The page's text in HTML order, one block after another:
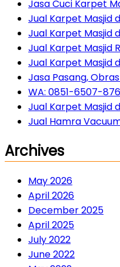
Jasa Cuci Karpet
Jual Karpet Masjid
Jual Karpet Masjid
Jual Karpet Masjid
Jual Karpet Masjid
Jasa Pasang,
WA: 0851-6507-
Jual Karpet Masjid
Jual Hamra
Archives
May 2026
April 2026
December 2025
April 2025
July 2022
June 2022